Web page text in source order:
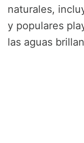
naturales,
y populares
las aguas